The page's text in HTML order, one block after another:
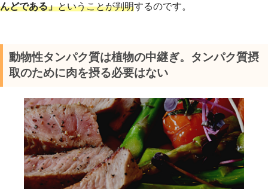
んどである」ということが判明するのです。
動物性タンパク質は植物の中継ぎ。タンパク質摂
取のために肉を摂る必要はない